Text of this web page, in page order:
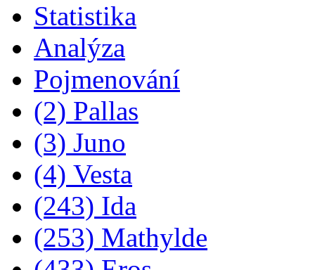
Statistika
Analýza
Pojmenování
(2) Pallas
(3) Juno
(4) Vesta
(243) Ida
(253) Mathylde